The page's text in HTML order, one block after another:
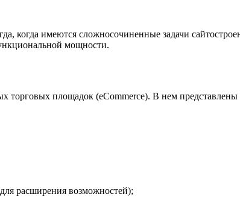
когда имеются сложносочиненные задачи
мощности.
торговых площадок (eCommerce). В нем
расширения возможностей);